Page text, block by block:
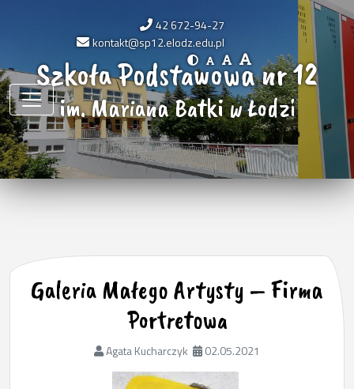
42 672-94-27
kontakt@sp12.elodz.edu.pl
Szkoła Podstawowa nr 12
im. Mariana Batki w Łodzi
Galeria Małego Artysty – Firma
Portretowa
Agata Kucharczyk 02.05.2021